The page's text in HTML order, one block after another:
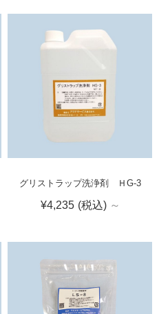
グリストラップ洗浄剤 ＨG-3
¥4,235 (税込) ～